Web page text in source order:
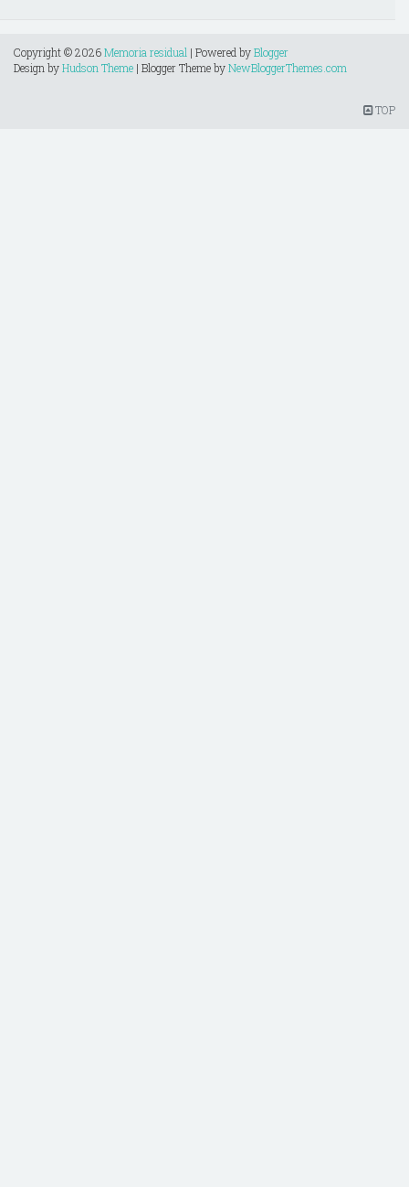
Copyright ©2026Memoria residual | Powered byBlogger
Design byHudson Theme | Blogger Theme byNewBloggerThemes.com
TOP